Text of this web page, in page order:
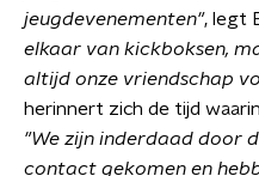
jeugdevenementen", legt
elkaar van kickboksen,
altijd onze vriendschap
herinnert zich de tijd
"We zijn inderdaad door
contact gekomen en